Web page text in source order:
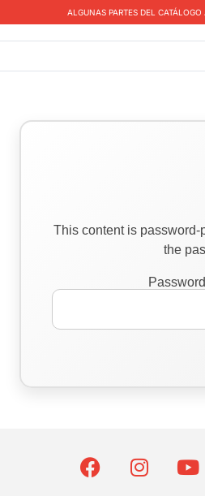
ALGUNAS PARTES DEL
This content is password-
the